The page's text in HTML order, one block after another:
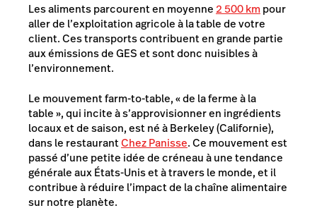
Les aliments parcourent en moyenne 2 500 kmpour
aller de l’exploitation agricole à la table de votre
client. Ces transports contribuent en grande partie
aux émissions de GES et sont donc nuisibles à
l’environnement.
Le mouvementfarm-to-table, « de la ferme à la
table », qui incite à s’approvisionner en ingrédients
locaux et de saison, est né à Berkeley (Californie),
dans le restaurantChez Panisse. Ce mouvement est
passé d’une petite idée de créneau à une tendance
générale aux États-Unis et à travers le monde, et il
contribue à réduire l’impact de la chaîne alimentaire
sur notre planète.